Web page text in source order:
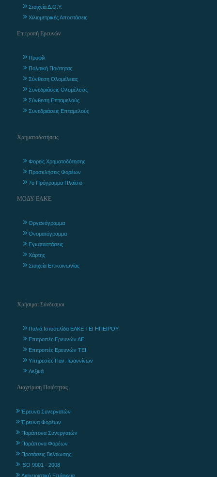
Στοιχεία Δ.Ο.Υ.
Χιλιομετρικές Αποστάσεις
Επιτροπή Ερευνών
Προφίλ
Πολιτική Ποιότητας
Σύνθεση Ολομέλειας
Συνεδριάσεις Ολομέλειας
Σύνθεση Επταμελούς
Συνεδριάσεις Επταμελούς
Χρηματοδοτήσεις
Φορείς Χρηματοδότησης
Προσκλήσεις Φορέων
7ο Πρόγραμμα Πλαίσιο
ΜΟΔΥ ΕΛΚΕ
Οργανόγραμμα
Ονοματόγραμμα
Εγκαταστάσεις
Χάρτης
Στοιχεία Επικοινωνίας
Χρήσιμοι Σύνδεσμοι
Παλιά Ιστοσελίδα ΕΛΚΕ ΤΕΙ ΗΠΕΙΡΟΥ
Επιτροπές Ερευνών ΑΕΙ
Επιτροπές Ερευνών ΤΕΙ
Υπηρεσίες Παν. Ιωαννίνων
Λεξικά
Διαχείριση Ποιότητας
Έρευνα Συνεργατών
Έρευνα Φορέων
Παράπονα Συνεργατών
Παράπονα Φορέων
Προτάσεις Βελτίωσης
ISO 9001 - 2008
Διαχειριστική Επάρκεια